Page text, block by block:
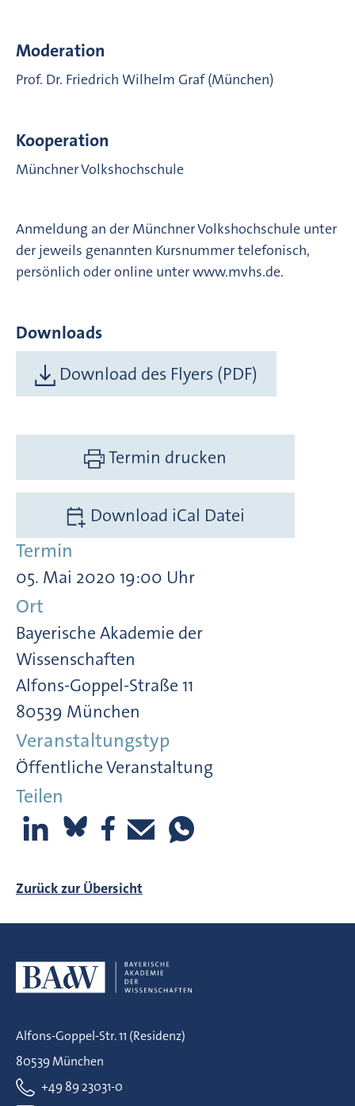
Moderation
Prof. Dr. Friedrich Wilhelm Graf (München)
Kooperation
Münchner Volkshochschule
Anmeldung an der Münchner Volkshochschule unter
der jeweils genannten Kursnummer telefonisch,
persönlich oder online unter www.mvhs.de.
Downloads
Download des Flyers (PDF)
Termin drucken
Download iCal Datei
Termin
05. Mai 2020 19:00 Uhr
Ort
Bayerische Akademie der
Wissenschaften
Alfons-Goppel-Straße 11
80539 München
Veranstaltungstyp
Öffentliche Veranstaltung
Teilen
Zurück zur Übersicht
Alfons-Goppel-Str. 11 (Residenz)
80539 München
+49 89 23031-0